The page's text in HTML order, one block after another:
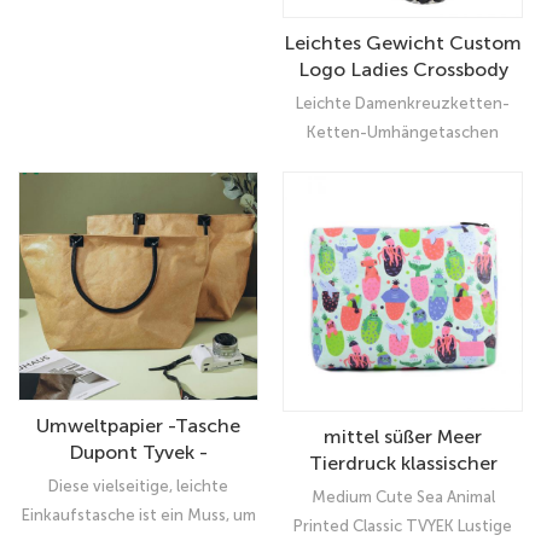
Leichtes Gewicht Custom
Logo Ladies Crossbody
Bag Chain
Umhängetasche
Leichte Damenkreuzketten-
Ketten-Umhängetaschen
KRANKREITS-KODRY-
SCHULTERTAGEN Schwarze
Farbe bringt einen
Qualitätssprung
Umweltpapier -Tasche
Dupont Tyvek -
Materialsübtaschen
Diese vielseitige, leichte
Einkaufstasche ist ein Muss, um
mittel süßer Meer
Tierdruck klassischer
TVYEK Lustige Make -up -
Tasche Dupont Papier
Medium Cute Sea Animal
Printed Classic TVYEK Lustige